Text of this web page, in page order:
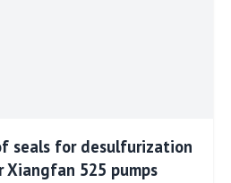
seals for desulfurization
Xiangfan 525 pumps